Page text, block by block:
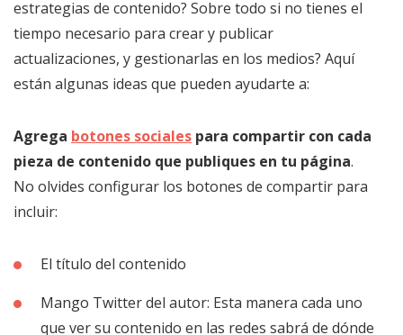
estrategias de contenido? Sobre todo si no tienes el
tiempo necesario para crear y publicar
actualizaciones, y gestionarlas en los medios? Aquí
están algunas ideas que pueden ayudarte a:
Agrega botones sociales para compartir con cada
pieza de contenido que publiques en tu página.
No olvides configurar los botones de compartir para
incluir:
El título del contenido
Mango Twitter del autor: Esta manera cada uno
que ver su contenido en las redes sabrá de dónde